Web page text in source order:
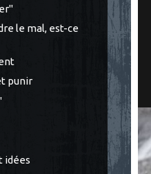
le mal, est-ce
punir
idées